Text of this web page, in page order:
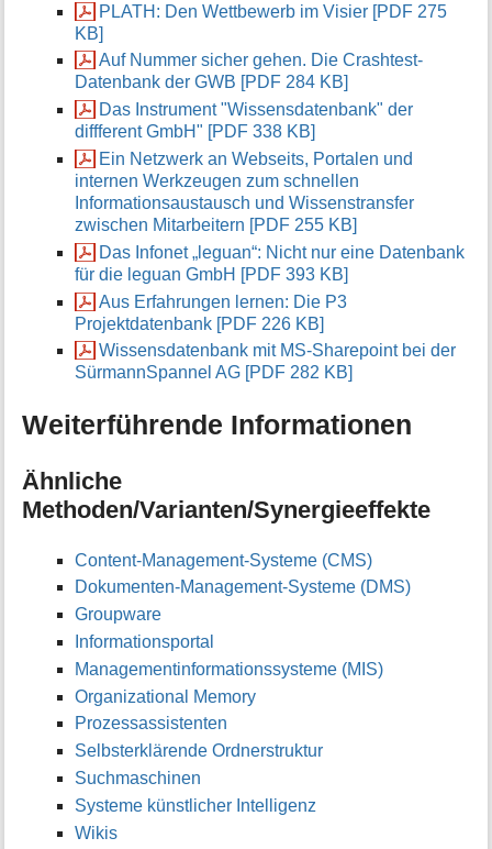
PLATH: Den Wettbewerb im Visier [PDF 275
KB]
Auf Nummer sicher gehen. Die Crashtest-
Datenbank der GWB [PDF 284 KB]
Das Instrument "Wissensdatenbank" der
diffferent GmbH" [PDF 338 KB]
Ein Netzwerk an Webseits, Portalen und
internen Werkzeugen zum schnellen
Informationsaustausch und Wissenstransfer
zwischen Mitarbeitern [PDF 255 KB]
Das Infonet „leguan“: Nicht nur eine Datenbank
für die leguan GmbH [PDF 393 KB]
Aus Erfahrungen lernen: Die P3
Projektdatenbank [PDF 226 KB]
Wissensdatenbank mit MS-Sharepoint bei der
SürmannSpannel AG [PDF 282 KB]
Weiterführende Informationen
Ähnliche
Methoden/Varianten/Synergieeffekte
Content-Management-Systeme (CMS)
Dokumenten-Management-Systeme (DMS)
Groupware
Informationsportal
Managementinformationssysteme (MIS)
Organizational Memory
Prozessassistenten
Selbsterklärende Ordnerstruktur
Suchmaschinen
Systeme künstlicher Intelligenz
Wikis